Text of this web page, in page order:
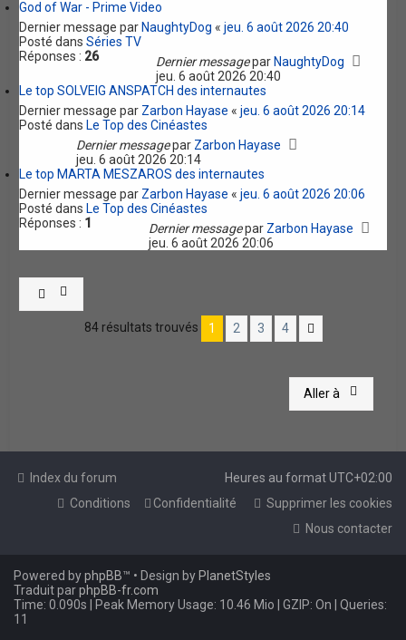
God of War - Prime Video
Dernier message par NaughtyDog «jeu. 6 août 2026 20:40
Posté dansSéries TV
Réponses : 26 Dernier messagepar NaughtyDog
jeu. 6 août 2026 20:40
Le top SOLVEIG ANSPATCH des internautes
Dernier message par Zarbon Hayase «jeu. 6 août 2026 20:14
Posté dans Le Top des Cinéastes
Dernier messagepar Zarbon Hayase
jeu. 6 août 2026 20:14
Le top MARTA MESZAROS des internautes
Dernier message par Zarbon Hayase «jeu. 6 août 2026 20:06
Posté dans Le Top des Cinéastes
Réponses : 1 Dernier messagepar Zarbon Hayase
jeu. 6 août 2026 20:06
84 résultats trouvés 1 2 3 4
Aller à
Index du forum Heures au formatUTC+02:00
Supprimer les cookies
Confidentialité
Conditions
Nous contacter
Powered byphpBB™ • Design by PlanetStyles
Traduit parphpBB-fr.com
Time: 0.090s | Peak Memory Usage: 10.46 Mio | GZIP: On | Queries:
11